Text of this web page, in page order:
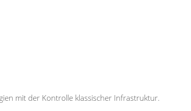
mit der Kontrolle klassischer Infrastruktur.